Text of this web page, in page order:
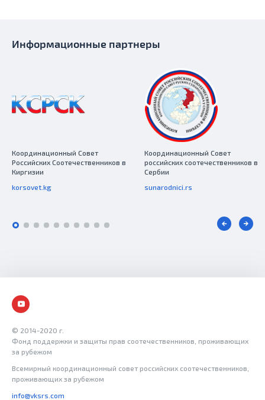
Информационные партнеры
Координационный Совет
Российских Соотечественников в
Киргизии
korsovet.kg
Координационный Совет
российских соотечественников в
Сербии
sunarodnici.rs
© 2014-2020 г.
Фонд поддержки и защиты прав соотечественников, проживающих
за рубежом
Всемирный координационный совет российских соотечественников,
проживающих за рубежом
info@vksrs.com